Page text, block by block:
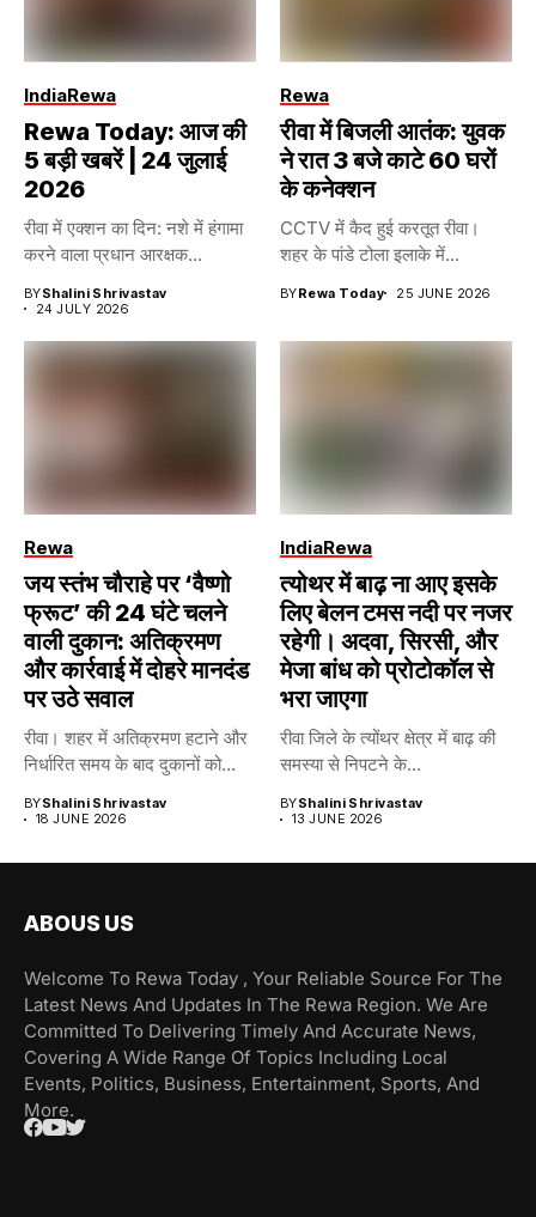
IndiaRewa
Rewa Today: आज की
5 बड़ी खबरें | 24 जुलाई
2026
रीवा में एक्शन का दिन: नशे में हंगामा
करने वाला प्रधान आरक्षक...
BYShalini Shrivastav
24 JULY 2026
Rewa
रीवा में बिजली आतंक: युवक
ने रात 3 बजे काटे 60 घरों
के कनेक्शन
CCTV में कैद हुई करतूत रीवा।
शहर के पांडे टोला इलाके में...
BYRewa Today 25 JUNE 2026
Rewa
जय स्तंभ चौराहे पर ‘वैष्णो
फ्रूट’ की 24 घंटे चलने
वाली दुकान: अतिक्रमण
और कार्रवाई में दोहरे मानदंड
पर उठे सवाल
रीवा। शहर में अतिक्रमण हटाने और
निर्धारित समय के बाद दुकानों को...
BYShalini Shrivastav
18 JUNE 2026
IndiaRewa
त्योथर में बाढ़ ना आए इसके
लिए बेलन टमस नदी पर नजर
रहेगी। अदवा, सिरसी, और
मेजा बांध को प्रोटोकॉल से
भरा जाएगा
रीवा जिले के त्योंथर क्षेत्र में बाढ़ की
समस्या से निपटने के...
BYShalini Shrivastav
13 JUNE 2026
ABOUS US
Welcome To Rewa Today , Your Reliable Source For The
Latest News And Updates In The Rewa Region. We Are
Committed To Delivering Timely And Accurate News,
Covering A Wide Range Of Topics Including Local
Events, Politics, Business, Entertainment, Sports, And
More.